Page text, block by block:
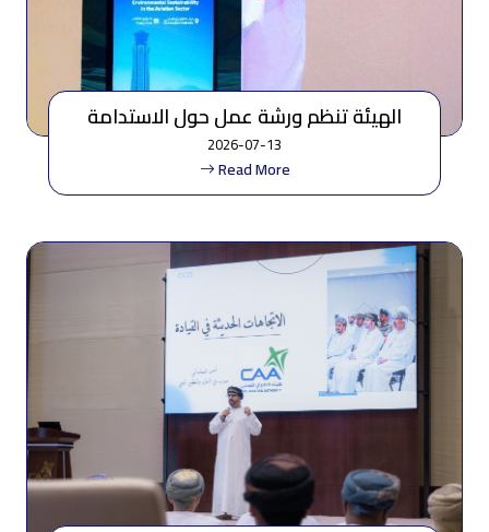
الهيئة تنظم ورشة عمل حول الاستدامة
البيئية للقطاع والشباب
2026-07-13
Read More